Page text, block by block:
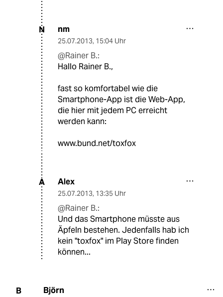
N nm
25.07.2013, 15:04 Uhr
@Rainer B.:
Hallo Rainer B.,
fast so komfortabel wie die
Smartphone-App ist die Web-App,
die hier mit jedem PC erreicht
werden kann:
www.bund.net/toxfox
A Alex
25.07.2013, 13:35 Uhr
@Rainer B.:
Und das Smartphone müsste aus
Äpfeln bestehen. Jedenfalls hab ich
kein "toxfox" im Play Store finden
können...
B Björn